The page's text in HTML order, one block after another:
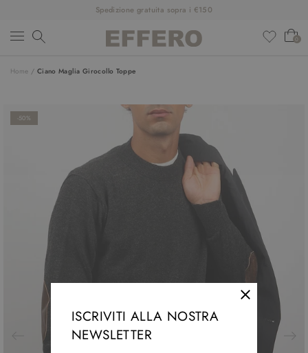
Spedizione gratuita sopra i €150
0
NUOVI ARRIVI
ABBIGLIAMENTO
DESIGNER
OUTFIT
ISCRIVITI ALLA NOSTRA
NEWSLETTER
Home / Ciano Maglia Girocollo Toppe
-50%